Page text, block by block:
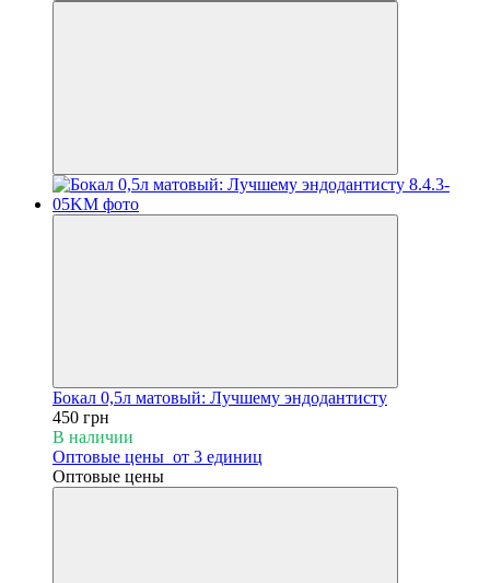
Бокал 0,5л матовый: Лучшему эндодантисту
450 грн
В наличии
Оптовые цены от 3 единиц
Оптовые цены